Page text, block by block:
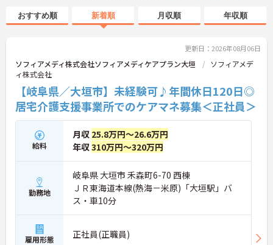
おすすめ順 新着順 月収順 年収順
更新日：2026年08月06日
ソフィアメディ株式会社ソフィアメディケアプラン大垣
ソフィアメデ
ィ株式会社
【岐阜県／大垣市】未経験可♪年間休日120日◎
居宅介護支援事業所でのケアマネ募集＜正社員＞
給料
月収 25.8万円～26.6万円
年収310万円～320万円
勤務地
岐阜県 大垣市 禾森町6-70 西棟
ＪＲ東海道本線(熱海－米原)「大垣駅」バ
ス・車10分
雇用形態 正社員(正職員)